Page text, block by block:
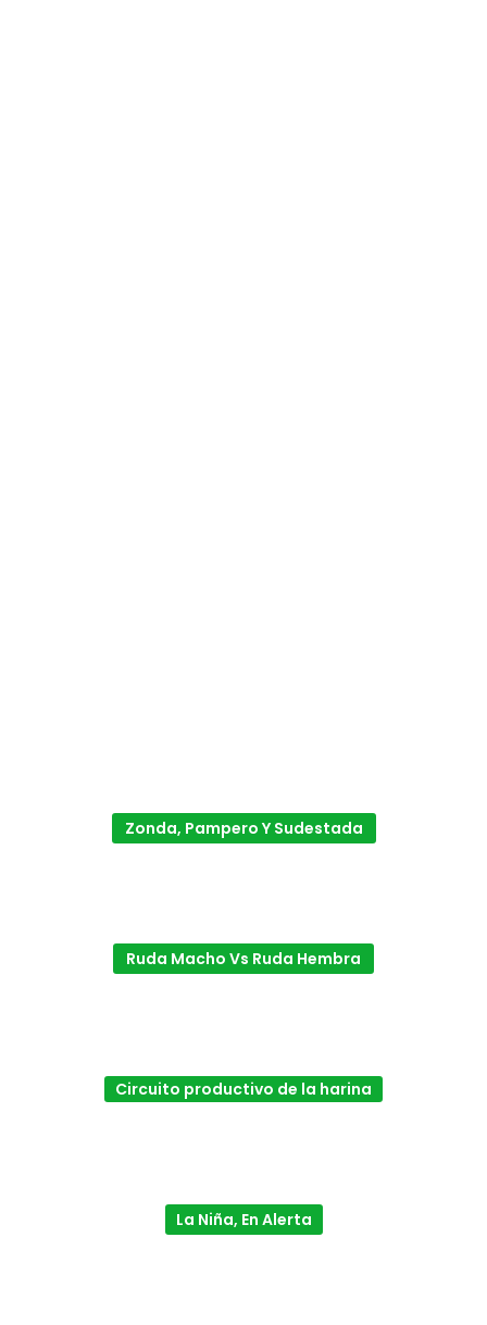
Zonda, Pampero Y Sudestada
Ruda Macho Vs Ruda Hembra
Circuito productivo de la harina
La Niña, En Alerta